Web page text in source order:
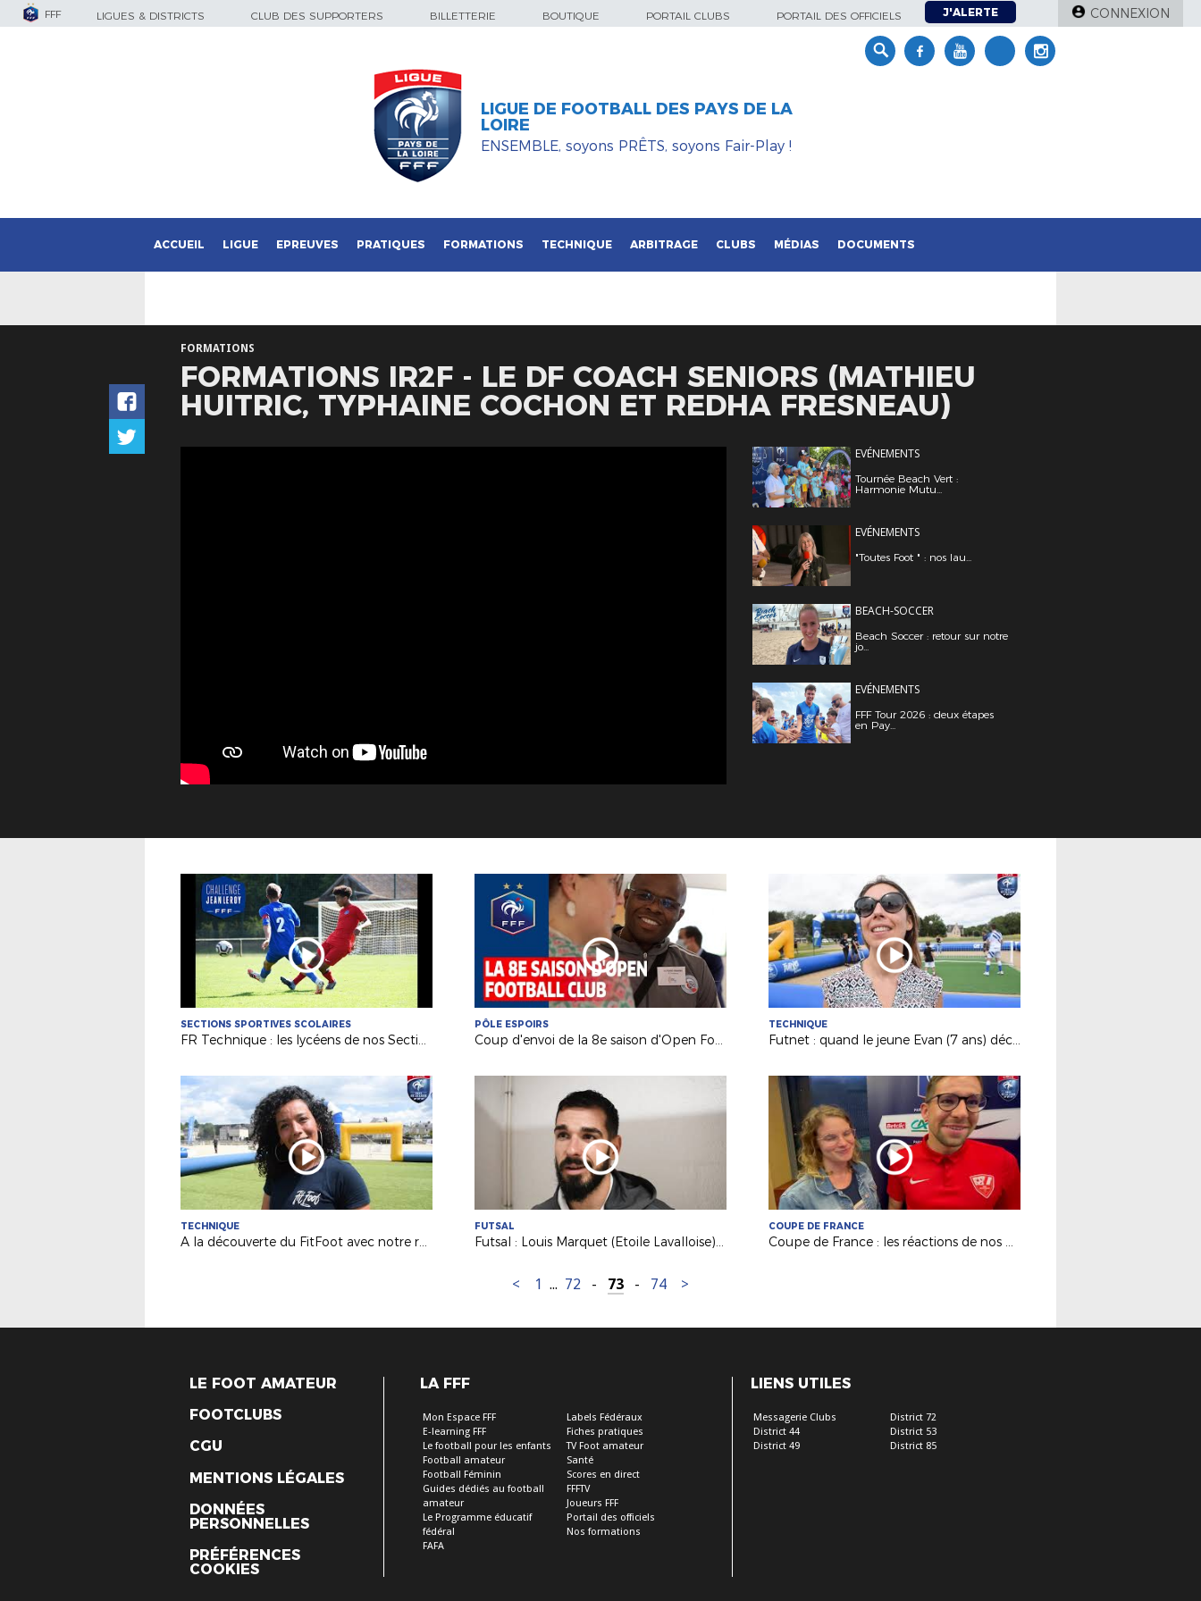
FFF LIGUES & DISTRICTS CLUB DES SUPPORTERS BILLETTERIE BOUTIQUE PORTAIL CLUBS PORTAIL DES OFFICIELS J'ALERTE CONNEXION
LIGUE DE FOOTBALL DES PAYS DE LA
LOIRE
ENSEMBLE, soyons PRÊTS, soyons Fair-Play !
ACCUEIL LIGUE EPREUVES PRATIQUES FORMATIONS TECHNIQUE ARBITRAGE CLUBS MÉDIAS DOCUMENTS
FORMATIONS
FORMATIONS IR2F - LE DF COACH SENIORS (MATHIEU
HUITRIC, TYPHAINE COCHON ET REDHA FRESNEAU)
EVÉNEMENTS
Tournée Beach Vert :
Harmonie Mutu...
EVÉNEMENTS
"Toutes Foot " : nos lau...
BEACH-SOCCER
Beach Soccer : retour sur notre
jo...
EVÉNEMENTS
FFF Tour 2026 : deux étapes
en Pay...
SECTIONS SPORTIVES SCOLAIRES
FR Technique : les lycéens de nos Sections Sportives rassemblés à la Ligue
PÔLE ESPOIRS
Coup d'envoi de la 8e saison d'Open Football Club
TECHNIQUE
Futnet : quand le jeune Evan (7 ans) découvre la discipline du tennis-ballon
TECHNIQUE
A la découverte du FitFoot avec notre référente Hanane Bouzrara
FUTSAL
Futsal : Louis Marquet (Etoile Lavalloise) avec les Bleus !
COUPE DE FRANCE
Coupe de France : les réactions de nos Petits Poucets après le tirage du 4e tour !
< 1 ... 72 - 73 - 74 >
LE FOOT AMATEUR
FOOTCLUBS
CGU
MENTIONS LÉGALES
DONNÉES
PERSONNELLES
PRÉFÉRENCES
COOKIES
LA FFF
Mon Espace FFF
E-learning FFF
Le football pour les enfants
Football amateur
Football Féminin
Guides dédiés au football
amateur
Le Programme éducatif
fédéral
FAFA
Labels Fédéraux
Fiches pratiques
TV Foot amateur
Santé
Scores en direct
FFFTV
Joueurs FFF
Portail des officiels
Nos formations
LIENS UTILES
Messagerie Clubs
District 44
District 49
District 72
District 53
District 85